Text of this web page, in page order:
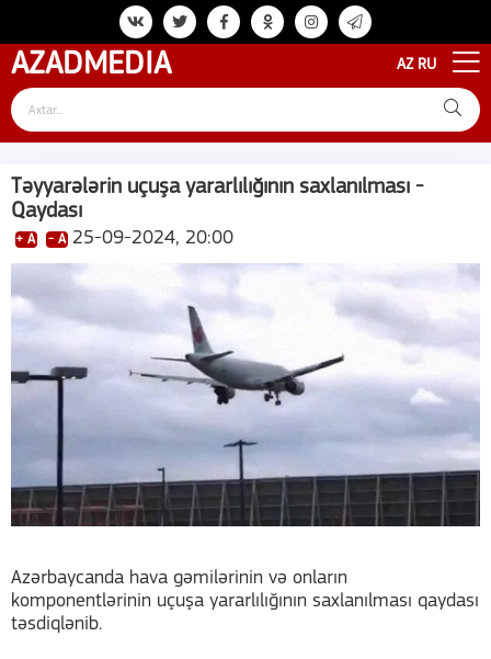
AZADMEDIA AZ RU
Təyyarələrin uçuşa yararlılığının saxlanılması -
Qaydası
+ A - A 25-09-2024, 20:00
Azərbaycanda hava gəmilərinin və onların
komponentlərinin uçuşa yararlılığının saxlanılması qaydası
təsdiqlənib.